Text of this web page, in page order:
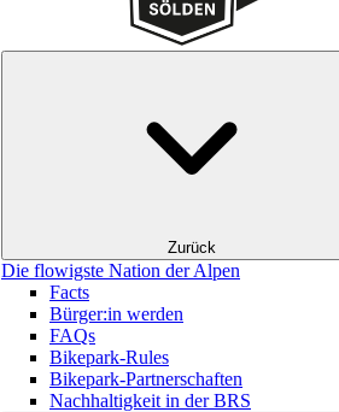
Zurück
Die flowigste Nation der Alpen
Facts
Bürger:in werden
FAQs
Bikepark-Rules
Bikepark-Partnerschaften
Nachhaltigkeit in der BRS